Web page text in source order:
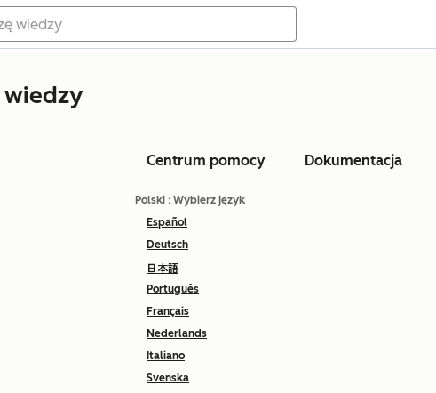
wiedzy
Centrum pomocy Dokumentacja
Polski : Wybierz język
Español
Deutsch
日本語
Português
Français
Nederlands
Italiano
Svenska